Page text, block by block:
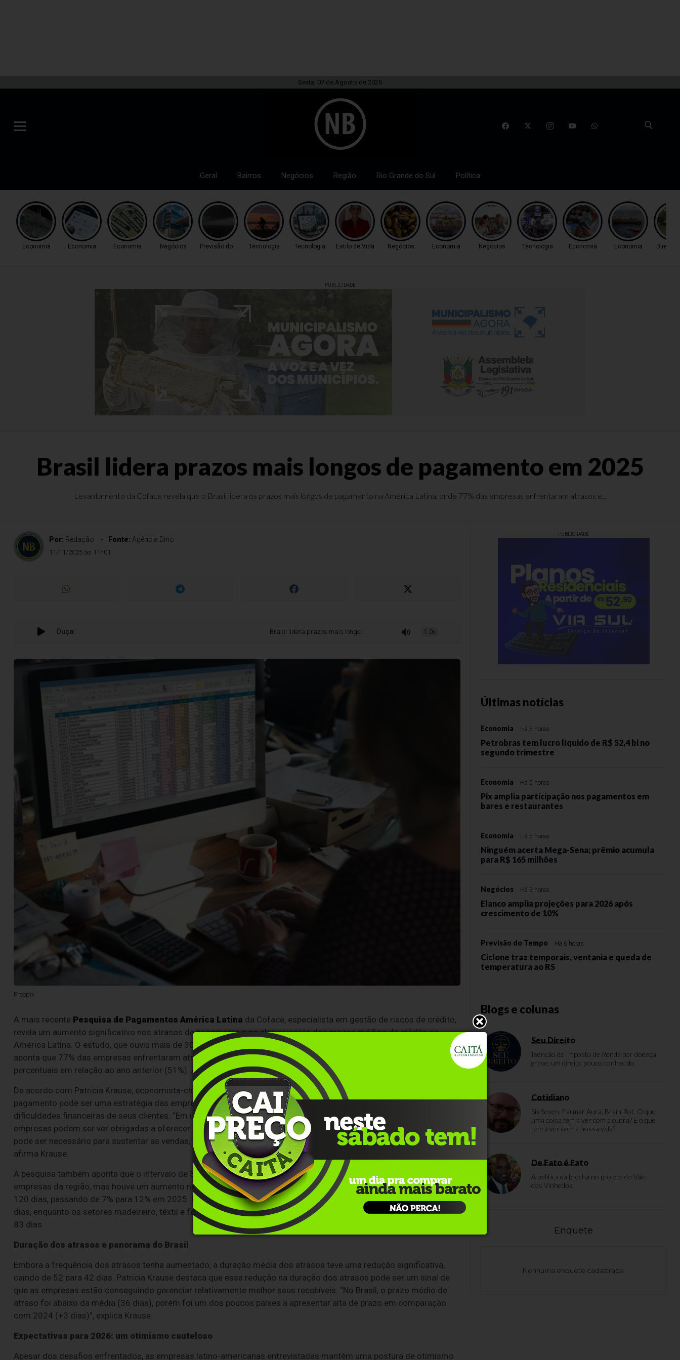
Sexta, 07 de Agosto de 2026
Geral Bairros Negócios Região Rio Grande do Sul Política
Economia Economia Economia Negócios Previsão do TempoTecnologia Tecnologia Estilo de Vida Negócios Economia Negócios Tecnologia Economia Economia Direito
PUBLICIDADE
Brasil lidera prazos mais longos de pagamento em 2025
Levantamento da Coface revela que o Brasil lidera os prazos mais longos de pagamento na América Latina, onde 77% das empresas enfrentaram atrasos e...
Por: Redação Fonte: Agência Dino
11/11/2025 às 11h01
Ouça: Brasil lidera prazos mais longos de pagamento em 2025 1.0x
Freepik
A mais recente Pesquisa de Pagamentos América Latina da Coface, especialista em gestão de riscos de crédito,
revela um aumento significativo nos atrasos de pagamento e no alongamento dos prazos médios de crédito na
América Latina. O estudo, que ouviu mais de 300 empresas na Argentina, Brasil, Chile, Colômbia, Equador e Peru,
aponta que 77% das empresas enfrentaram atrasos em pagamentos em 2025, um aumento de 26 pontos
percentuais em relação ao ano anterior (51%). Além disso, o prazo médio de pagamento subiu de 53 para 59 dias.
De acordo com Patricia Krause, economista-chefe da Coface para a América Latina, o aumento dos prazos de
pagamento pode ser uma estratégia das empresas para manter suas vendas em um cenário de juros elevados e de
dificuldades financeiras de seus clientes. “Em um ambiente econômico com condições de crédito restritivas, muitas
empresas podem ser ver obrigadas a oferecer prazos mais longos para garantir a continuidade dos negócios. Isso
pode ser necessário para sustentar as vendas, ao mesmo tempo em que lidam com a pressão de inadimplência”,
afirma Krause.
A pesquisa também aponta que o intervalo de 30 a 60 dias permanece sendo o prazo mais comum entre as
empresas da região, mas houve um aumento no número de empresas que optaram por conceder prazos entre 90 e
120 dias, passando de 7% para 12% em 2025. Entre os setores, o transporte apresentou o prazo mais curto, de 34
dias, enquanto os setores madeireiro, têxtil e farmacêutico foram os mais generosos, com prazos que chegaram a
83 dias.
Duração dos atrasos e panorama do Brasil
Embora a frequência dos atrasos tenha aumentado, a duração média dos atrasos teve uma redução significativa,
caindo de 52 para 42 dias. Patricia Krause destaca que essa redução na duração dos atrasos pode ser um sinal de
que as empresas estão conseguindo gerenciar relativamente melhor seus recebíveis. “No Brasil, o prazo médio de
atraso foi abaixo da média (36 dias), porém foi um dos poucos países a apresentar alta de prazo em comparação
com 2024 (+3 dias)”, explica Krause.
Expectativas para 2026: um otimismo cauteloso
Apesar dos desafios enfrentados, as empresas latino-americanas entrevistadas mantêm uma postura de otimismo
PUBLICIDADE
Últimas notícias
Economia Há 5 horas
Petrobras tem lucro líquido de R$ 52,4 bi no
segundo trimestre
Economia Há 5 horas
Pix amplia participação nos pagamentos em
bares e restaurantes
Economia Há 5 horas
Ninguém acerta Mega-Sena; prêmio acumula
para R$ 165 milhões
Negócios Há 5 horas
Elanco amplia projeções para 2026 após
crescimento de 10%
Previsão do Tempo Há 6 horas
Ciclone traz temporais, ventania e queda de
temperatura ao RS
Blogs e colunas
Seu Direito
Isenção de Imposto de Renda por doença
grave: um direito pouco conhecido
Cotidiano
Six Seven, Farmar Aura, Brain Rot. O que
uma coisa tem a ver com a outra? E o que
tem a ver com a nossa vida?
De Fato é Fato
A política da brecha no projeto do Vale
dos Vinhedos
Enquete
Nenhuma enquete cadastrada